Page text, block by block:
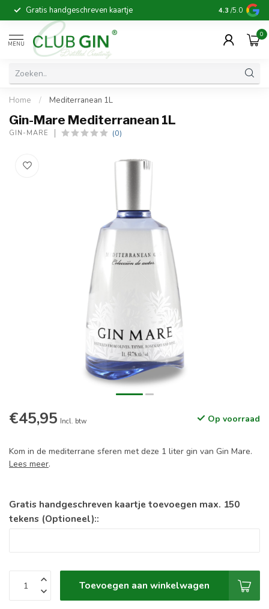
Gratis handgeschreven kaartje Voor 16:00
4.3 /5.0
MENU
0
Home / Mediterranean 1L
Gin-Mare Mediterranean 1L
GIN-MARE (0)
€45,95 Incl. btw Op voorraad
Kom in de mediterrane sferen met deze 1 liter gin van Gin Mare.
Lees meer.
Gratis handgeschreven kaartje toevoegen max. 150
tekens (Optioneel)::
Toevoegen aan winkelwagen